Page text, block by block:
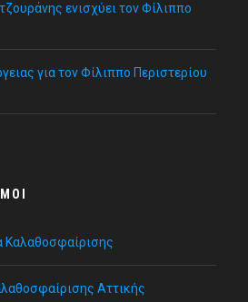
ενισχύει τον Φίλιππο
για τον Φίλιππο Περιστερίου
Καλαθοσφαίρισης
Αττικής